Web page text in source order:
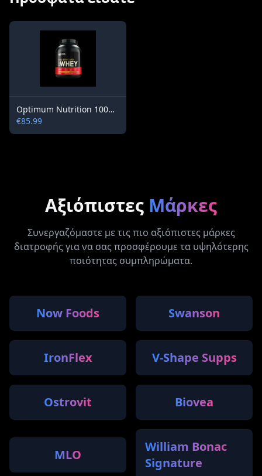
Optimum Nutrition 100% Whey Gold Standard
€85.99
Αξιόπιστες Μάρκες
Συνεργαζόμαστε με τις πιο αξιόπιστες μάρκες
διατροφής για να σας προσφέρουμε τα υψηλότερης
ποιότητας συμπληρώματα.
Now Foods Swanson
IronFlex V-Shape Supps
Ostrovit Biovea
MLO
William Bonac
Signature